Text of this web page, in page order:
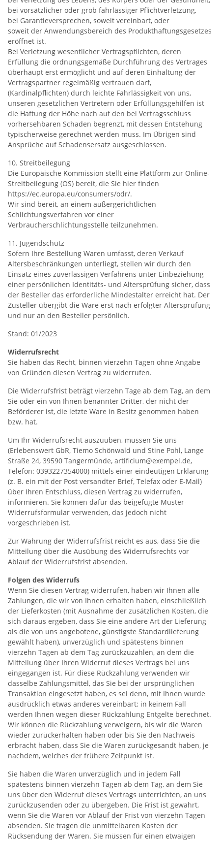
bei vorsätzlicher oder grob fahrlässiger Pflichtverletzung,
bei Garantieversprechen, soweit vereinbart, oder
soweit der Anwendungsbereich des Produkthaftungsgesetzes
eröffnet ist.
Bei Verletzung wesentlicher Vertragspflichten, deren
Erfüllung die ordnungsgemäße Durchführung des Vertrages
überhaupt erst ermöglicht und auf deren Einhaltung der
Vertragspartner regelmäßig vertrauen darf,
(Kardinalpflichten) durch leichte Fahrlässigkeit von uns,
unseren gesetzlichen Vertretern oder Erfüllungsgehilfen ist
die Haftung der Höhe nach auf den bei Vertragsschluss
vorhersehbaren Schaden begrenzt, mit dessen Entstehung
typischerweise gerechnet werden muss. Im Übrigen sind
Ansprüche auf Schadensersatz ausgeschlossen.
10. Streitbeilegung
Die Europäische Kommission stellt eine Plattform zur Online-
Streitbeilegung (OS) bereit, die Sie hier finden
https://ec.europa.eu/consumers/odr/.
Wir sind bereit, an einem außergerichtlichen
Schlichtungsverfahren vor einer
Verbraucherschlichtungsstelle teilzunehmen.
11. Jugendschutz
Sofern Ihre Bestellung Waren umfasst, deren Verkauf
Altersbeschränkungen unterliegt, stellen wir durch den
Einsatz eines zuverlässigen Verfahrens unter Einbeziehung
einer persönlichen Identitäts- und Altersprüfung sicher, dass
der Besteller das erforderliche Mindestalter erreicht hat. Der
Zusteller übergibt die Ware erst nach erfolgter Altersprüfung
und nur an den Besteller persönlich.
Stand: 01/2023
Widerrufsrecht
Sie haben das Recht, binnen vierzehn Tagen ohne Angabe
von Gründen diesen Vertrag zu widerrufen.
Die Widerrufsfrist beträgt vierzehn Tage ab dem Tag, an dem
Sie oder ein von Ihnen benannter Dritter, der nicht der
Beförderer ist, die letzte Ware in Besitz genommen haben
bzw. hat.
Um Ihr Widerrufsrecht auszuüben, müssen Sie uns
(Erlebenswert GbR, Tiemo Schönwald und Stine Pohl, Lange
Straße 24, 39590 Tangermünde, artificium@exempel.de,
Telefon: 0393227354000) mittels einer eindeutigen Erklärung
(z. B. ein mit der Post versandter Brief, Telefax oder E-Mail)
über Ihren Entschluss, diesen Vertrag zu widerrufen,
informieren. Sie können dafür das beigefügte Muster-
Widerrufsformular verwenden, das jedoch nicht
vorgeschrieben ist.
Zur Wahrung der Widerrufsfrist reicht es aus, dass Sie die
Mitteilung über die Ausübung des Widerrufsrechts vor
Ablauf der Widerrufsfrist absenden.
Folgen des Widerrufs
Wenn Sie diesen Vertrag widerrufen, haben wir Ihnen alle
Zahlungen, die wir von Ihnen erhalten haben, einschließlich
der Lieferkosten (mit Ausnahme der zusätzlichen Kosten, die
sich daraus ergeben, dass Sie eine andere Art der Lieferung
als die von uns angebotene, günstigste Standardlieferung
gewählt haben), unverzüglich und spätestens binnen
vierzehn Tagen ab dem Tag zurückzuzahlen, an dem die
Mitteilung über Ihren Widerruf dieses Vertrags bei uns
eingegangen ist. Für diese Rückzahlung verwenden wir
dasselbe Zahlungsmittel, das Sie bei der ursprünglichen
Transaktion eingesetzt haben, es sei denn, mit Ihnen wurde
ausdrücklich etwas anderes vereinbart; in keinem Fall
werden Ihnen wegen dieser Rückzahlung Entgelte berechnet.
Wir können die Rückzahlung verweigern, bis wir die Waren
wieder zurückerhalten haben oder bis Sie den Nachweis
erbracht haben, dass Sie die Waren zurückgesandt haben, je
nachdem, welches der frühere Zeitpunkt ist.
Sie haben die Waren unverzüglich und in jedem Fall
spätestens binnen vierzehn Tagen ab dem Tag, an dem Sie
uns über den Widerruf dieses Vertrags unterrichten, an uns
zurückzusenden oder zu übergeben. Die Frist ist gewahrt,
wenn Sie die Waren vor Ablauf der Frist von vierzehn Tagen
absenden. Sie tragen die unmittelbaren Kosten der
Rücksendung der Waren. Sie müssen für einen etwaigen